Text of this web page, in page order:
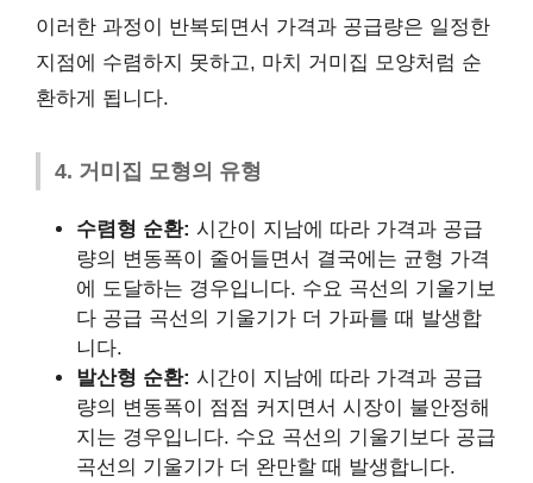
이러한 과정이 반복되면서 가격과 공급량은 일정한
지점에 수렴하지 못하고, 마치 거미집 모양처럼 순
환하게 됩니다.
4. 거미집 모형의 유형
수렴형 순환: 시간이 지남에 따라 가격과 공급
량의 변동폭이 줄어들면서 결국에는 균형 가격
에 도달하는 경우입니다. 수요 곡선의 기울기보
다 공급 곡선의 기울기가 더 가파를 때 발생합
니다.
발산형 순환: 시간이 지남에 따라 가격과 공급
량의 변동폭이 점점 커지면서 시장이 불안정해
지는 경우입니다. 수요 곡선의 기울기보다 공급
곡선의 기울기가 더 완만할 때 발생합니다.